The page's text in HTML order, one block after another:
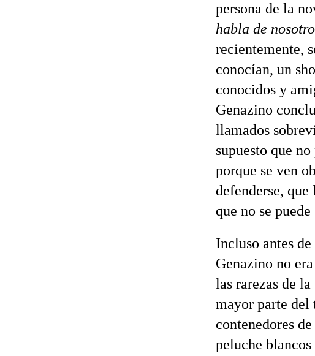
persona de la
habla de
recientemente,
conocían, un
conocidos y
Genazino
llamados
supuesto que
porque se ven
defenderse,
que no se
Incluso antes
Genazino no
las rarezas de
mayor parte del
contenedores
peluche blancos